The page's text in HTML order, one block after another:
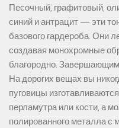
Песочный, графитовый,
синий и антрацит — эти
базового гардероба. Они
создавая монохромные
благородно.
На дорогих вещах вы
пуговицы
перламутра или кости, а
полированного металла